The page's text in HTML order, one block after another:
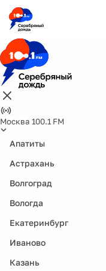
Москва 100.1 FM
Апатиты
Астрахань
Волгоград
Вологда
Екатеринбург
Иваново
Казань